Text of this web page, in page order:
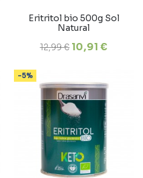
Eritritol bio 500g Sol
Natural
12,99 € 10,91 €
-5%